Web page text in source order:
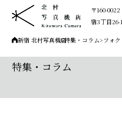
〒160-
宿3丁目26-
新宿 北村写真機店
>特集・コラム> フォ
特集・コラム